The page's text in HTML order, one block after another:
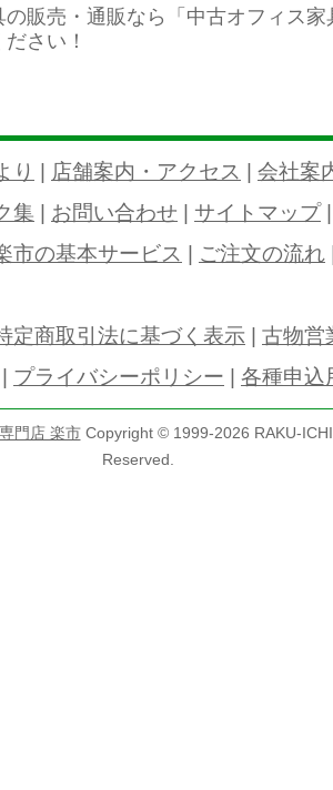
の販売・通販なら「中古オフィス家
さい！
り | 店舗案内・アクセス | 会社案
集 | お問い合わせ | サイトマップ
市の基本サービス | ご注文の流れ
定商取引法に基づく表示 | 古物営
| プライバシーポリシー | 各種申込
門店 楽市Copyright © 1999-2026 RAKU-
Reserved.